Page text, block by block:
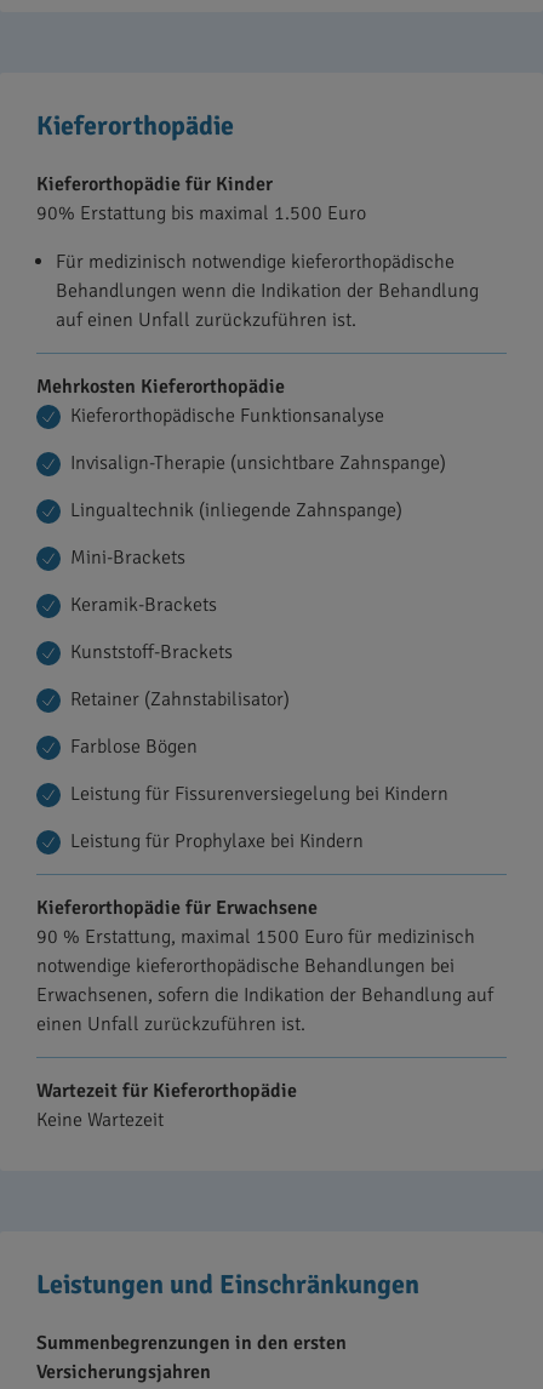
Kieferorthopädie
Kieferorthopädie für Kinder
90% Erstattung bis maximal 1.500 Euro
Für medizinisch notwendige kieferorthopädische
Behandlungen wenn die Indikation der Behandlung
auf einen Unfall zurückzuführen ist.
Mehrkosten Kieferorthopädie
Kieferorthopädische Funktionsanalyse
Invisalign-Therapie (unsichtbare Zahnspange)
Lingualtechnik (inliegende Zahnspange)
Mini-Brackets
Keramik-Brackets
Kunststoff-Brackets
Retainer (Zahnstabilisator)
Farblose Bögen
Leistung für Fissurenversiegelung bei Kindern
Leistung für Prophylaxe bei Kindern
Kieferorthopädie für Erwachsene
90 % Erstattung, maximal 1500 Euro für medizinisch
notwendige kieferorthopädische Behandlungen bei
Erwachsenen, sofern die Indikation der Behandlung auf
einen Unfall zurückzuführen ist.
Wartezeit für Kieferorthopädie
Keine Wartezeit
Leistungen und Einschränkungen
Summenbegrenzungen in den ersten
Versicherungsjahren